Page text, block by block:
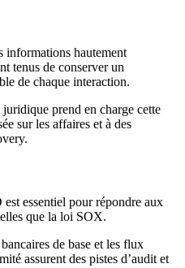
informations hautement
tenus de conserver un
de chaque interaction.
prend en charge cette
sur les affaires et à des
essentiel pour répondre aux
que la loi SOX.
de base et les flux
assurent des pistes d’audit et